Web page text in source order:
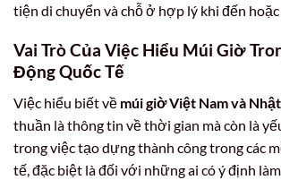
tiện di chuyển và chỗ ở hợp lý khi đến hoặc
Vai Trò Của Việc Hiểu Múi Giờ
Động Quốc Tế
Việc hiểu biết về múi giờ Việt Nam và Nhật
thuần là thông tin về thời gian mà còn là
trong việc tạo dựng thành công trong các
tế, đặc biệt là đối với những ai có ý định